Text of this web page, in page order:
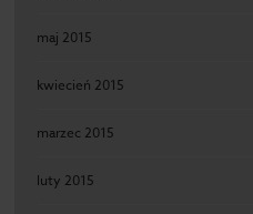
maj 2015
kwiecień 2015
marzec 2015
luty 2015